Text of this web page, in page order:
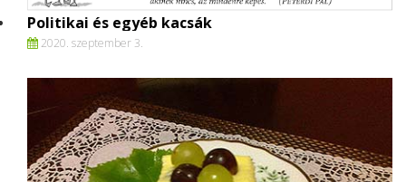
Politikai és egyéb kacsák
2020. szeptember 3.